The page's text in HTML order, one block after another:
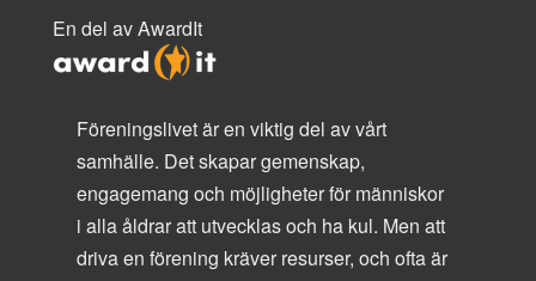
En del av AwardIt
Föreningslivet är en viktig del av vårt
samhälle. Det skapar gemenskap,
engagemang och möjligheter för människor
i alla åldrar att utvecklas och ha kul. Men att
driva en förening kräver resurser, och ofta är